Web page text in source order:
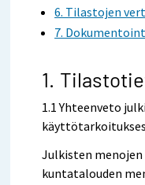
6. Tilastojen
7.
1.
1.1 Yhteenveto
Julkisten
kuntatalouden